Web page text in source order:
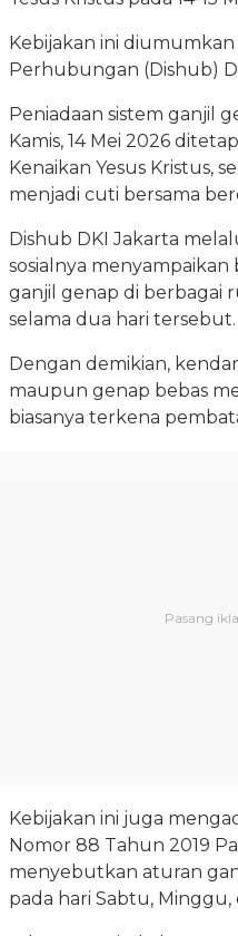
Kebijakan ini
Perhubungan (Dishub)
Peniadaan sistem ganjil
Kamis, 14 Mei 2026
Kenaikan Yesus Kristus,
menjadi cuti bersama
Dishub DKI Jakarta
sosialnya menyampaikan
ganjil genap di berbagai
selama dua hari tersebut.
Dengan demikian,
maupun genap bebas
biasanya terkena
Kebijakan ini juga
Nomor 88 Tahun 2019
menyebutkan aturan
pada hari Sabtu,